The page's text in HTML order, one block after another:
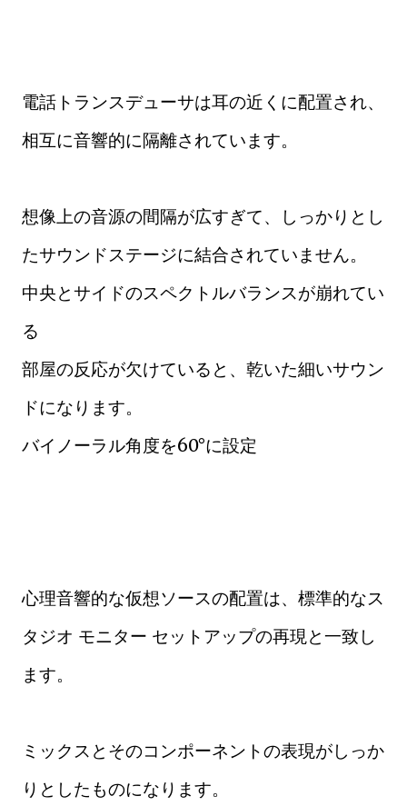
電話トランスデューサは耳の近くに配置され、
相互に音響的に隔離されています。
想像上の音源の間隔が広すぎて、しっかりとし
たサウンドステージに結合されていません。
中央とサイドのスペクトルバランスが崩れてい
る
部屋の反応が欠けていると、乾いた細いサウン
ドになります。
バイノーラル角度を60°に設定
心理音響的な仮想ソースの配置は、標準的なス
タジオ モニター セットアップの再現と一致し
ます。
ミックスとそのコンポーネントの表現がしっか
りとしたものになります。